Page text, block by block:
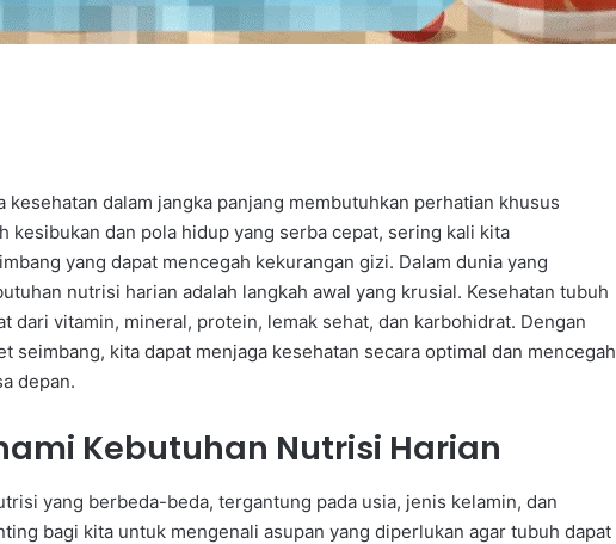
dalam jangka panjang membutuhkan perhatian khusus
kesibukan dan pola hidup yang serba cepat, sering kali kita
yang dapat mencegah kekurangan gizi. Dalam dunia yang
nutrisi harian adalah langkah awal yang krusial. Kesehatan tubuh
dari vitamin, mineral, protein, lemak sehat, dan karbohidrat. Dengan
seimbang, kita dapat menjaga kesehatan secara optimal dan mencegah
depan.
Kebutuhan Nutrisi Harian
yang berbeda-beda, tergantung pada usia, jenis kelamin, dan
bagi kita untuk mengenali asupan yang diperlukan agar tubuh dapat